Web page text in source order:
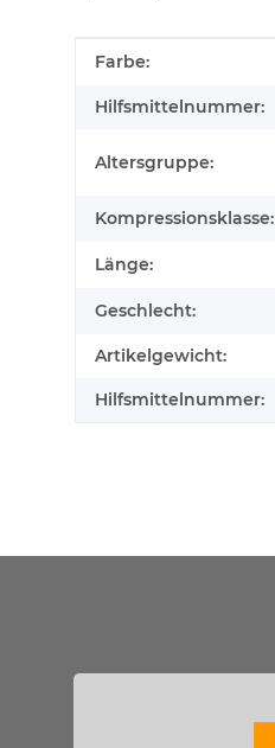
Produkteigenschaft
Wert
Farbe:
Hilfsmittelnummer:
Altersgruppe:
Kompressionsklasse:
Länge:
Geschlecht:
Artikelgewicht:
Hilfsmittelnummer: